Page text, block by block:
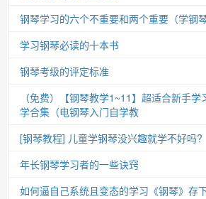
钢琴学习的六个不重要和两个重要（学钢琴
学习钢琴必读的十本书
钢琴考级的评定标准
（免费）【钢琴教学1~11】超适合新手
学合集（电钢琴入门自学教
[钢琴教程] 儿童学钢琴没兴趣就学不好吗?
年长钢琴学习者的一些诀窍
如何逼自己系统且变态的学习《钢琴》存